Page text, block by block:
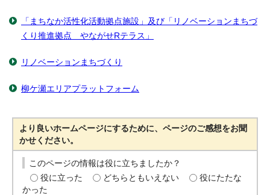
「まちなか活性化活動拠点施設」及び「リノベーションまちづ
くり推進拠点 やながせRテラス」
リノベーションまちづくり
柳ケ瀬エリアプラットフォーム
より良いホームページにするために、ページのご感想をお聞
かせください。
このページの情報は役に立ちましたか？
役に立った
どちらともいえない
役にたたな
かった